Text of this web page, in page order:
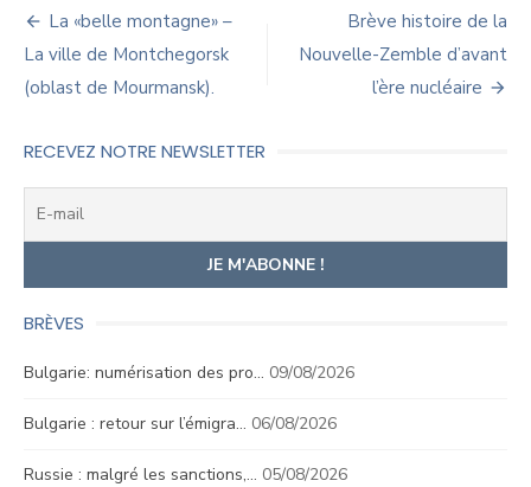
Navigation
de
l’article
La «belle montagne» –
La ville de Montchegorsk
(oblast de Mourmansk).
Brève histoire de la
Nouvelle-Zemble d’avant
l’ère nucléaire
RECEVEZ NOTRE NEWSLETTER
BRÈVES
Bulgarie: numérisation des pro… 09/08/2026
Bulgarie : retour sur l’émigra… 06/08/2026
Russie : malgré les sanctions,… 05/08/2026